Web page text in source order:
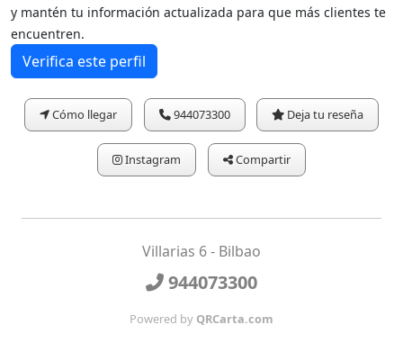
y mantén tu información actualizada para que más clientes te
encuentren.
Verifica este perfil
Cómo llegar 944073300 Deja tu reseña
Instagram Compartir
Villarias 6 - Bilbao
944073300
Powered by QRCarta.com